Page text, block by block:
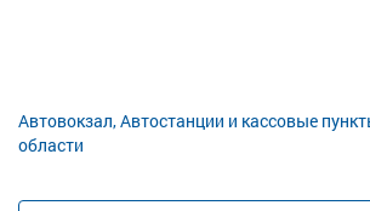
Автовокзал, Автостанции и кассовые
области